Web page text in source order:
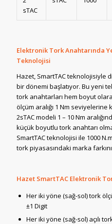
sTAC
Elektronik Tork Anahtarında
Teknolojisi
Hazet, SmartTAC teknolojisiyle
bir dönemi başlatıyor. Bu yeni
tork anahtarları hem boyut
ölçüm aralığı 1 Nm
2sTAC modeli 1 – 10 Nm
küçük boyutlu tork anahtarı
SmartTAC teknolojisi ile 1000
tork piyasasındaki marka
Hazet SmartTAC Elektronik
Her iki yöne (sağ-sol) tork
±1 Digit
Her iki yöne (sağ-sol) açılı